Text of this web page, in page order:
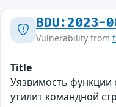
BDU:2023-
Vulnerability from
Title
Уязвимость функции
утилит командной